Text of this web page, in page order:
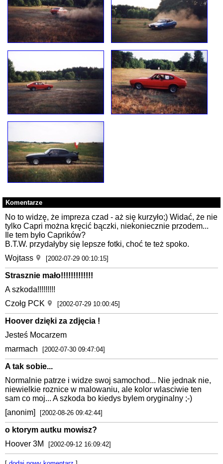
Komentarze
No to widzę, że impreza czad - aż się kurzyło;) Widać, że nie
tylko Capri można kręcić bączki, niekoniecznie przodem...
Ile tem było Caprików?
B.T.W. przydałyby się lepsze fotki, choć te też spoko.
Wojtass
[2002-07-29 00:10:15]
Strasznie mało!!!!!!!!!!!!!
A szkoda!!!!!!!!!
Czołg PCK
[2002-07-29 10:00:45]
Hoover dzięki za zdjęcia !
Jesteś Mocarzem
marmach
[2002-07-30 09:47:04]
A tak sobie...
Normalnie patrze i widze swoj samochod... Nie jednak nie,
niewielkie roznice w malowaniu, ale kolor wlasciwie ten
sam co moj... A szkoda bo kiedys bylem oryginalny ;-)
[anonim]
[2002-08-26 09:42:44]
o ktorym autku mowisz?
Hoover 3M
[2002-09-12 16:09:42]